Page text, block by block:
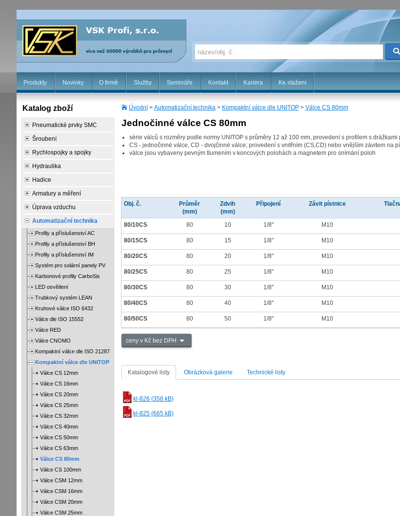
Produkty Novinky O firmě Služby Semináře Kontakt Kariéra Ke stažení
Úvodní> Automatizační technika> Kompaktní válce dle UNITOP> Válce CS 80mm
Jednočinné válce CS 80mm
série válců s rozměry podle normy UNITOP s průměry 12 až 100 mm, provedení s profilem s
CS - jednočinné válce, CD - dvojčinné válce; provedení s vnitřním (CS,CD) nebo vnějším závitem na
válce jsou vybaveny pevným tlumením v koncových polohách a magnetem pro snímání poloh
Obj. č.
Průměr
(mm)
Zdvih
(mm)
Připojení Závit pístnice
80/10CS 80 10 1/8" M10
80/15CS 80 15 1/8" M10
80/20CS 80 20 1/8" M10
80/25CS 80 25 1/8" M10
80/30CS 80 30 1/8" M10
80/40CS 80 40 1/8" M10
80/50CS 80 50 1/8" M10
ceny v Kč bez DPH
Katalogové listy Obrázková galerie Technické listy
kl-826 (358 kB)
kl-825 (665 kB)
Katalog zboží
Pneumatické prvky SMC
Šroubení
Rychlospojky a spojky
Hydraulika
Hadice
Armatury a měření
Úprava vzduchu
Automatizační technika
Profily a příslušenství AC
Profily a příslušenství BH
Profily a příslušenství IM
Systém pro solární panely PV
Karbonové profily CarboSix
LED osvětlení
Trubkový systém LEAN
Kruhové válce ISO 6432
Válce dle ISO 15552
Válce RED
Válce CNOMO
Kompaktní válce dle ISO 21287
Kompaktní válce dle UNITOP
Válce CS 12mm
Válce CS 16mm
Válce CS 20mm
Válce CS 25mm
Válce CS 32mm
Válce CS 40mm
Válce CS 50mm
Válce CS 63mm
Válce CS 80mm
Válce CS 100mm
Válce CSM 12mm
Válce CSM 16mm
Válce CSM 20mm
Válce CSM 25mm